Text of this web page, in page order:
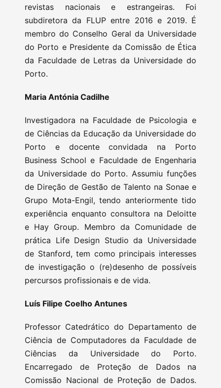
revistas nacionais e estrangeiras. Foi
subdiretora da FLUP entre 2016 e 2019. É
membro do Conselho Geral da Universidade
do Porto e Presidente da Comissão de Ética
da Faculdade de Letras da Universidade do
Porto.
Maria Antónia Cadilhe
Investigadora na Faculdade de Psicologia e
de Ciências da Educação da Universidade do
Porto e docente convidada na Porto
Business School e Faculdade de Engenharia
da Universidade do Porto. Assumiu funções
de Direção de Gestão de Talento na Sonae e
Grupo Mota-Engil, tendo anteriormente tido
experiência enquanto consultora na Deloitte
e Hay Group. Membro da Comunidade de
prática Life Design Studio da Universidade
de Stanford, tem como principais interesses
de investigação o (re)desenho de possíveis
percursos profissionais e de vida.
Luís Filipe Coelho Antunes
Professor Catedrático do Departamento de
Ciência de Computadores da Faculdade de
Ciências da Universidade do Porto.
Encarregado de Proteção de Dados na
Comissão Nacional de Proteção de Dados.